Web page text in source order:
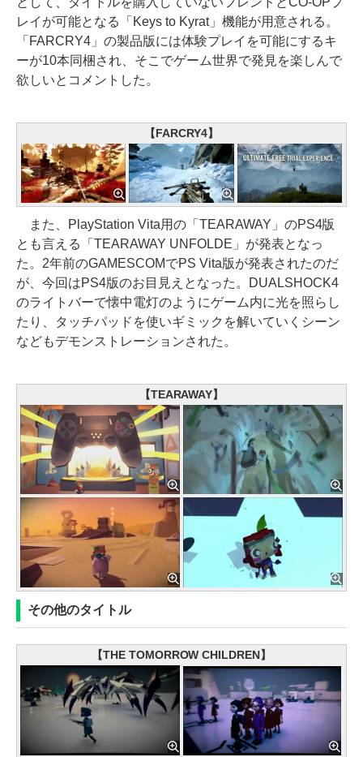
レイが可能となる「Keys to Kyrat」機能が用意される。
「FARCRY4」の製品版には体験プレイを可能にするキ
ーが10本同梱され、そこでゲーム世界で発見を楽しんで
欲しいとコメントした。
【FARCRY4】
また、PlayStation Vita用の「TEARAWAY」のPS4版
とも言える「TEARAWAY UNFOLDE」が発表となっ
た。2年前のGAMESCOMでPS Vita版が発表されたのだ
が、今回はPS4版のお目見えとなった。DUALSHOCK4
のライトバーで懐中電灯のようにゲーム内に光を照らし
たり、タッチパッドを使いギミックを解いていくシーン
などもデモンストレーションされた。
【TEARAWAY】
その他のタイトル
【THE TOMORROW CHILDREN】